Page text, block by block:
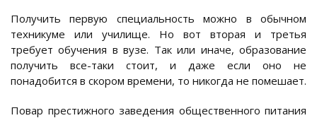
Получить первую специальность можно в обычном
техникуме или училище. Но вот вторая и третья
требует обучения в вузе. Так или иначе, образование
получить все-таки стоит, и даже если оно не
понадобится в скором времени, то никогда не помешает.
Повар престижного заведения общественного питания